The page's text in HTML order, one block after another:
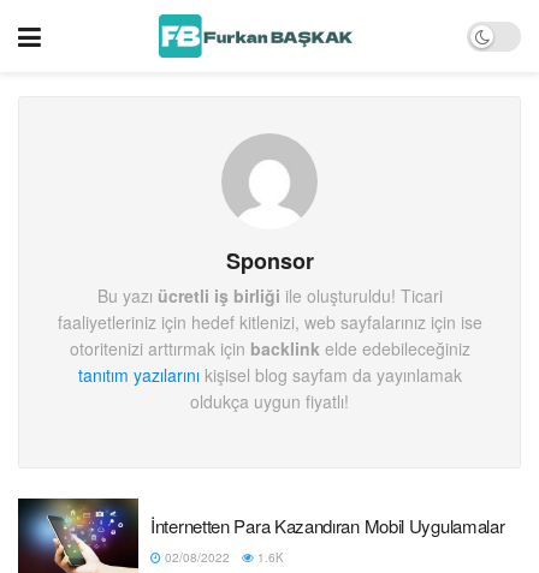
Sponsor
Bu yazı ücretli iş birliği ile oluşturuldu! Ticari
faaliyetleriniz için hedef kitlenizi, web sayfalarınız için ise
otoritenizi arttırmak için backlinkelde edebileceğiniz
tanıtım yazılarınıkişisel blog sayfam da yayınlamak
oldukça uygun fiyatlı!
İnternetten Para Kazandıran Mobil Uygulamalar
02/08/2022 1.6K